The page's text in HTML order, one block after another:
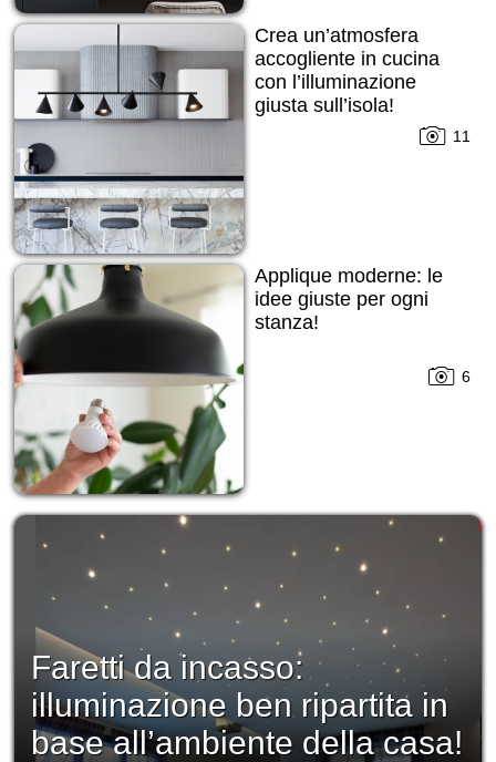
Crea un’atmosfera
accogliente in cucina
con l’illuminazione
giusta sull’isola!
11
Applique moderne: le
idee giuste per ogni
stanza!
6
Faretti da incasso:
illuminazione ben ripartita in
base all’ambiente della casa!